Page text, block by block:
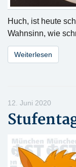
Huch, ist heute
Wahnsinn, wie
Weiterlesen
12. Juni 2020